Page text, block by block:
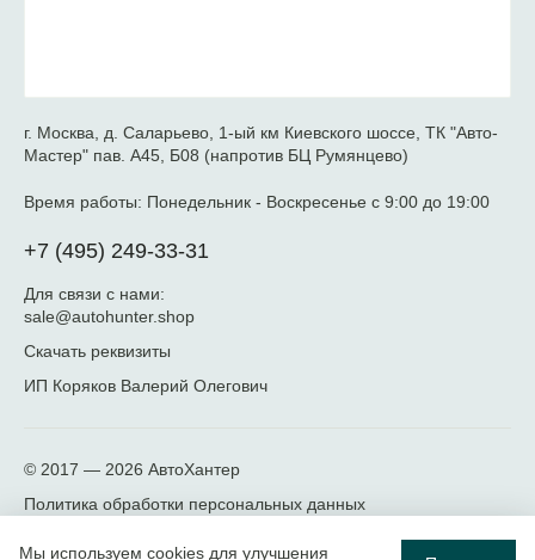
г. Москва, д. Саларьево, 1-ый км Киевского шоссе, ТК "Авто-
Мастер" пав. А45, Б08 (напротив БЦ Румянцево)
Время работы: Понедельник - Воскресенье с 9:00 до 19:00
+7 (495) 249-33-31
Для связи с нами:
sale@autohunter.shop
Скачать реквизиты
ИП Коряков Валерий Олегович
© 2017 — 2026 АвтоХантер
Политика обработки персональных данных
Мы используем cookies для улучшения